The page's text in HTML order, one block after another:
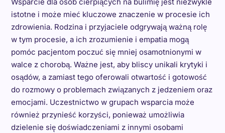
istotne i może mieć kluczowe znaczenie w procesie ich
zdrowienia. Rodzina i przyjaciele odgrywają ważną rolę
w tym procesie, a ich zrozumienie i empatia mogą
pomóc pacjentom poczuć się mniej osamotnionymi w
walce z chorobą. Ważne jest, aby bliscy unikali krytyki i
osądów, a zamiast tego oferowali otwartość i gotowość
do rozmowy o problemach związanych z jedzeniem oraz
emocjami. Uczestnictwo w grupach wsparcia może
również przynieść korzyści, ponieważ umożliwia
dzielenie się doświadczeniami z innymi osobami